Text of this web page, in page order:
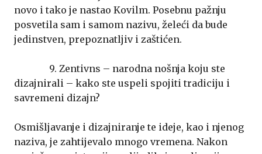
novo i tako je nastao Kovilm. Posebnu pažnju
posvetila sam i samom nazivu, želeći da bude
jedinstven, prepoznatljiv i zaštićen.
9. Zentivns – narodna nošnja koju ste
dizajnirali – kako ste uspeli spojiti tradiciju i
savremeni dizajn?
Osmišljavanje i dizajniranje te ideje, kao i njenog
naziva, je zahtijevalo mnogo vremena. Nakon